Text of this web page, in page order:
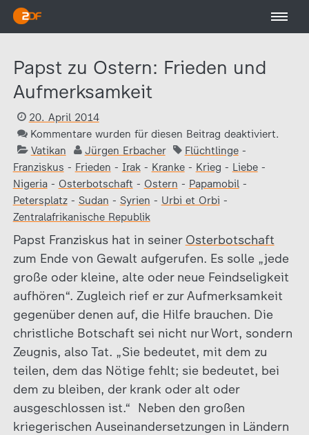
Papst zu Ostern: Frieden und
Aufmerksamkeit
20. April 2014
Kommentare wurden für diesen Beitrag deaktiviert.
Vatikan
Jürgen Erbacher Flüchtlinge-
Franziskus - Frieden - Irak- Kranke- Krieg - Liebe-
Nigeria- Osterbotschaft - Ostern - Papamobil-
Petersplatz- Sudan - Syrien - Urbi et Orbi -
Zentralafrikanische Republik
Papst Franziskus hat in seiner Osterbotschaft
zum Ende von Gewalt aufgerufen. Es solle „jede
große oder kleine, alte oder neue Feindseligkeit
aufhören“. Zugleich rief er zur Aufmerksamkeit
gegenüber denen auf, die Hilfe brauchen. Die
christliche Botschaft sei nicht nur Wort, sondern
Zeugnis, also Tat. „Sie bedeutet, mit dem zu
teilen, dem das Nötige fehlt; sie bedeutet, bei
dem zu bleiben, der krank oder alt oder
ausgeschlossen ist.“ Neben den großen
kriegerischen Auseinandersetzungen in Ländern